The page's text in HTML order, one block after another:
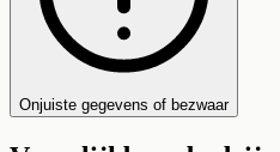
Onjuiste gegevens of bezwaar